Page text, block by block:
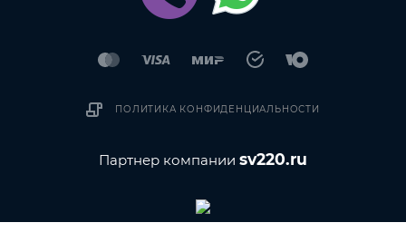
ПОЛИТИКА КОНФИДЕНЦИАЛЬНОСТИ
Партнер компании sv220.ru